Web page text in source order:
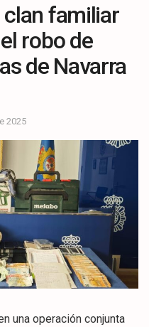
familiar
robo de
de Navarra
2025
una operación conjunta